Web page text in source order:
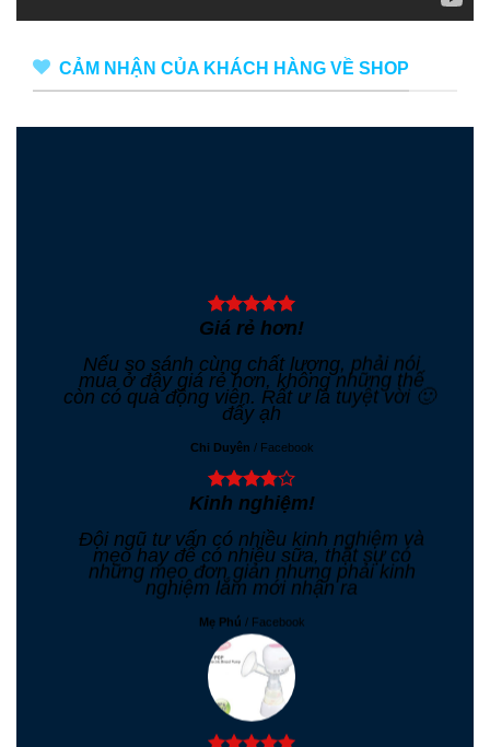
CẢM NHẬN CỦA KHÁCH HÀNG VỀ SHOP
Giá rẻ hơn!
Nếu so sánh cùng chất lượng, phải nói
mua ở đây giá rẻ hơn, không những thế
còn có quà động viên. Rất ư là tuyệt vời 🙂
đấy ạh
Chi Duyên / Facebook
Kinh nghiệm!
Đội ngũ tư vấn có nhiều kinh nghiệm và
mẹo hay để có nhiều sữa, thật sự có
những mẹo đơn giản nhưng phải kinh
nghiệm lắm mới nhận ra
Mẹ Phú / Facebook